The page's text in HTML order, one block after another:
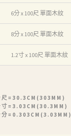
6分 x 100尺 單面木紋
8分 x 100尺 單面木紋
1.2寸 x 100尺 單面木紋
尺=30.3CM(303MM)
寸=3.03CM(30.3MM)
分=0.303CM(3.03MM)